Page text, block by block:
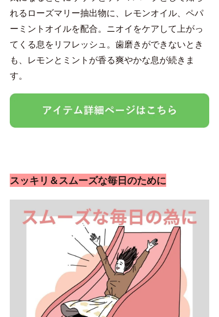
れるローズマリー抽出物に、レモンオイル、ペパ
ーミントオイルを配合。ニオイをケアして上がっ
てくる息をリフレッシュ。歯磨きができないとき
も、レモンとミントが香る爽やかな息が続きま
す。
スッキリ＆スムーズな毎日のために